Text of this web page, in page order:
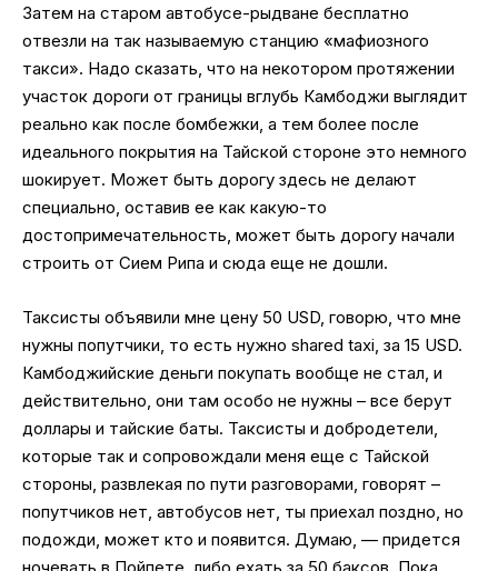
Затем на старом автобусе-рыдване бесплатно
отвезли на так называемую станцию «мафиозного
такси». Надо сказать, что на некотором протяжении
участок дороги от границы вглубь Камбоджи выглядит
реально как после бомбежки, а тем более после
идеального покрытия на Тайской стороне это немного
шокирует. Может быть дорогу здесь не делают
специально, оставив ее как какую-то
достопримечательность, может быть дорогу начали
строить от Сием Рипа и сюда еще не дошли.
Таксисты объявили мне цену 50 USD, говорю, что мне
нужны попутчики, то есть нужно shared taxi, за 15 USD.
Камбоджийские деньги покупать вообще не стал, и
действительно, они там особо не нужны – все берут
доллары и тайские баты. Таксисты и добродетели,
которые так и сопровождали меня еще с Тайской
стороны, развлекая по пути разговорами, говорят –
попутчиков нет, автобусов нет, ты приехал поздно, но
подожди, может кто и появится. Думаю, — придется
ночевать в Пойпете, либо ехать за 50 баксов. Пока